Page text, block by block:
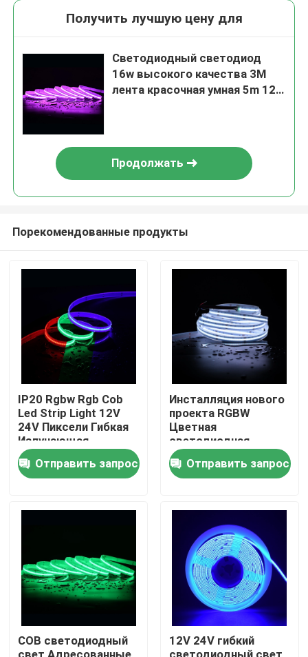
Дома
Контакты
Получить лучшую цену для
Светодиодный светодиод
16w высокого качества 3M
лента красочная умная 5m 12v
Продолжать
Порекомендованные продукты
IP20 Rgbw Rgb Cob
Led Strip Light 12V
24V Пиксели Гибкая
Излучающая
Адресованная Cob
Led Strip
Отправить запрос
Инсталляция нового
проекта RGBW
Цветная
светодиодная
полоса света Cob
Magic Digital
Адресованная COB
полоса
Отправить запрос
COB светодиодный
12V 24V гибкий